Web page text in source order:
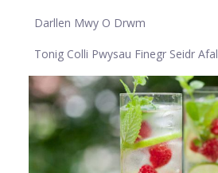
Darllen Mwy O Drwm
Tonig Colli Pwysau Finegr Seidr Afal